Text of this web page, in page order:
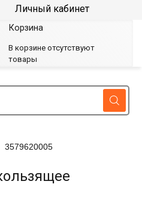
3579620005
Личный кабинет
Корзина
В корзине отсутствуют
товары